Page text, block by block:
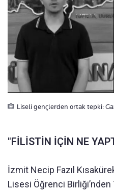
Liseli gençlerden ortak tepki:
"FİLİSTİN İÇİN NE
İzmit Necip Fazıl
Lisesi Öğrenci